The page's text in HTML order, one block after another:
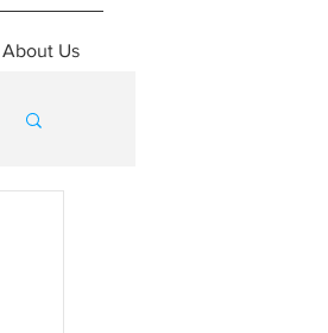
About Us